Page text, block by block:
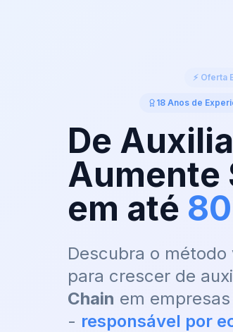
⚡ Oferta
18 Anos de
De
Aumente
em até
Descubra o método
para crescer de
Chain em
- responsável por